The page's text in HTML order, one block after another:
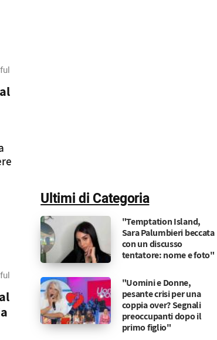
Ultimi di Categoria
"Temptation Island,
Sara Palumbieri beccata
con un discusso
tentatore: nome e foto"
"Uomini e Donne,
pesante crisi per una
coppia over? Segnali
preoccupanti dopo il
primo figlio"